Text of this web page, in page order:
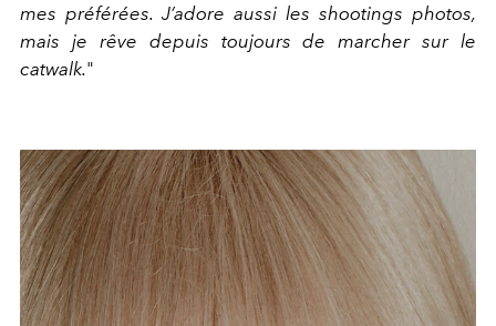
mes préférées. J’adore aussi les shootings photos,
mais je rêve depuis toujours de marcher sur le
catwalk."